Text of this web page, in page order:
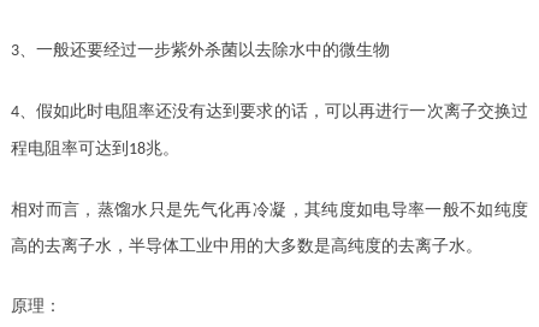
3、一般还要经过一步紫外杀菌以去除水中的微生物
4、假如此时电阻率还没有达到要求的话，可以再进行一次离子交换过
程电阻率可达到 18兆。
相对而言，蒸馏水只是先气化再冷凝，其纯度如电导率一般不如纯度
高的去离子水，半导体工业中用的大多数是高纯度的去离子水。
原理：